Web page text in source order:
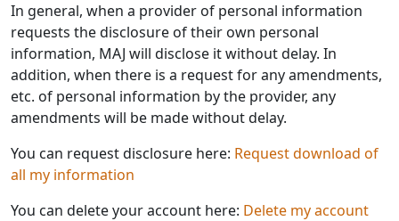
In general, when a provider of personal information
requests the disclosure of their own personal
information, MAJ will disclose it without delay. In
addition, when there is a request for any amendments,
etc. of personal information by the provider, any
amendments will be made without delay.
You can request disclosure here: Request download of
all my information
You can delete your account here: Delete my account